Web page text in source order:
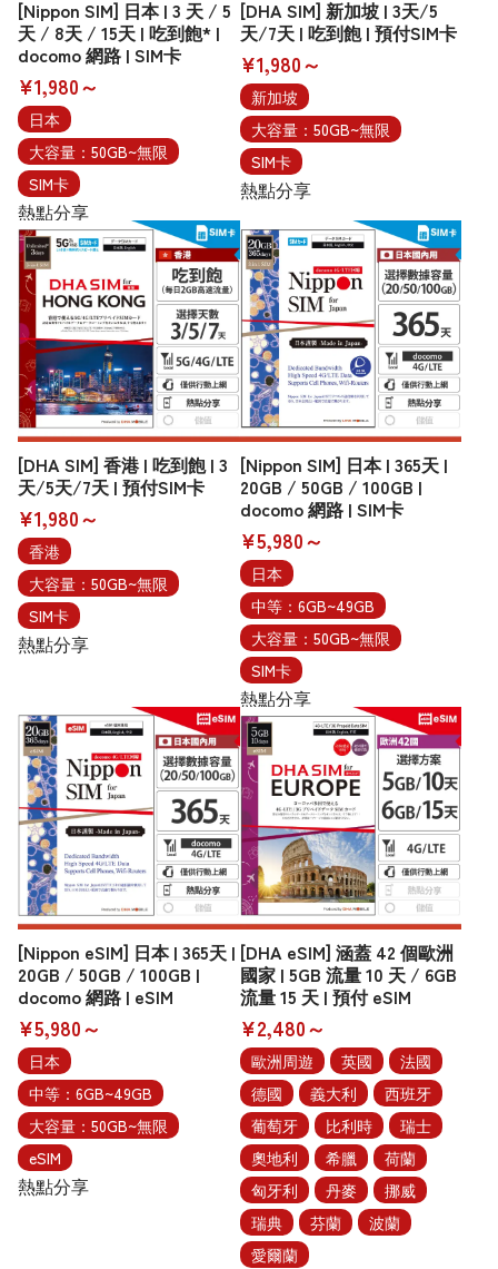
[Nippon SIM] 日本 | 3 天 / 5
天 / 8天 / 15天 | 吃到飽* |
docomo 網路 | SIM卡
¥1,980～
日本
大容量：50GB~無限
SIM卡
熱點分享
[DHA SIM] 新加坡 | 3天/5
天/7天 | 吃到飽 | 預付SIM卡
¥1,980～
新加坡
大容量：50GB~無限
SIM卡
熱點分享
[DHA SIM] 香港 | 吃到飽 | 3
天/5天/7天 | 預付SIM卡
¥1,980～
香港
大容量：50GB~無限
SIM卡
熱點分享
[Nippon SIM] 日本 | 365天 |
20GB / 50GB / 100GB |
docomo 網路 | SIM卡
¥5,980～
日本
中等：6GB~49GB
大容量：50GB~無限
SIM卡
熱點分享
[Nippon eSIM] 日本 | 365天 |
20GB / 50GB / 100GB |
docomo 網路 | eSIM
¥5,980～
日本
中等：6GB~49GB
大容量：50GB~無限
eSIM
熱點分享
[DHA eSIM] 涵蓋 42 個歐洲
國家 | 5GB 流量 10 天 / 6GB
流量 15 天 | 預付 eSIM
¥2,480～
歐洲周遊 英國
法國
德國
義大利
西班牙
葡萄牙
比利時
瑞士
奧地利
希臘
荷蘭
匈牙利
丹麥
挪威
瑞典
芬蘭
波蘭
愛爾蘭